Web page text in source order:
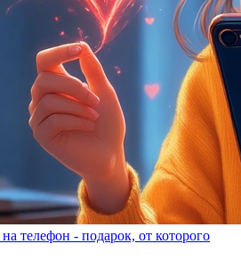
телефон - подарок, от которого